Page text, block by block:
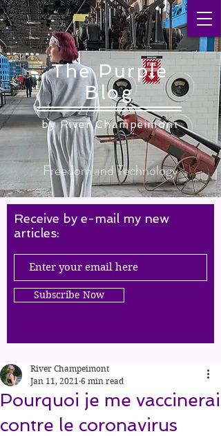
The Purple
Blog
by ​River Champeimont
Freedom and Technology
Receive by e-mail my new
articles:
Subscribe Now
Pourquoi je me vaccinerai
contre le coronavirus
River Champeimont
Jan 11, 2021 6 min read